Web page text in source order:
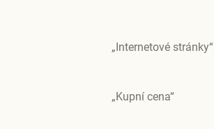
„Internetové stránky“
„Kupní cena“